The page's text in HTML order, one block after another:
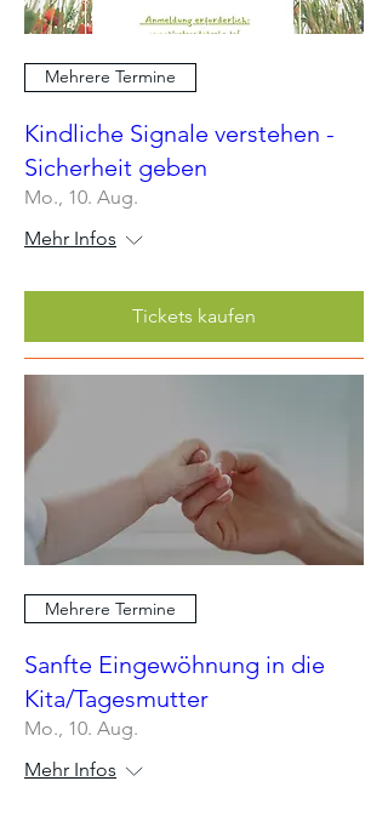
Mehrere Termine
Kindliche Signale verstehen -
Sicherheit geben
Mo., 10. Aug.
Mehr Infos
Tickets kaufen
Mehrere Termine
Sanfte Eingewöhnung in die
Kita/Tagesmutter
Mo., 10. Aug.
Mehr Infos